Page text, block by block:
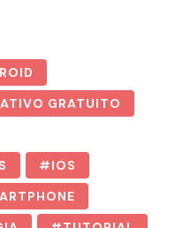
GRATUITO
IOS